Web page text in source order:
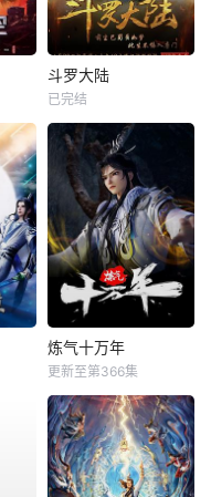
斗罗大陆
已完结
炼气十万年
更新至第366集